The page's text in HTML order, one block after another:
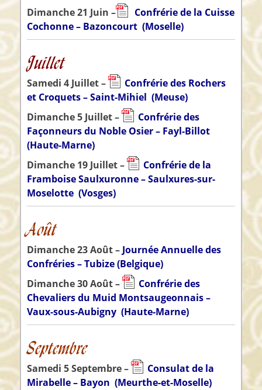
Dimanche 21 Juin –
Confrérie de la Cuisse
Cochonne – Bazoncourt (Moselle)
Juillet
Samedi 4 Juillet –
Confrérie des Rochers
et Croquets – Saint-Mihiel (Meuse)
Dimanche 5 Juillet –
Confrérie des
Façonneurs du Noble Osier – Fayl-Billot
(Haute-Marne)
Dimanche 19 Juillet –
Confrérie de la
Framboise Saulxuronne – Saulxures-sur-
Moselotte (Vosges)
Août
Dimanche 23 Août –Journée Annuelle des
Confréries – Tubize (Belgique)
Dimanche 30 Août –
Confrérie des
Chevaliers du Muid Montsaugeonnais –
Vaux-sous-Aubigny (Haute-Marne)
Septembre
Samedi 5 Septembre –
Consulat de la
Mirabelle – Bayon (Meurthe-et-Moselle)